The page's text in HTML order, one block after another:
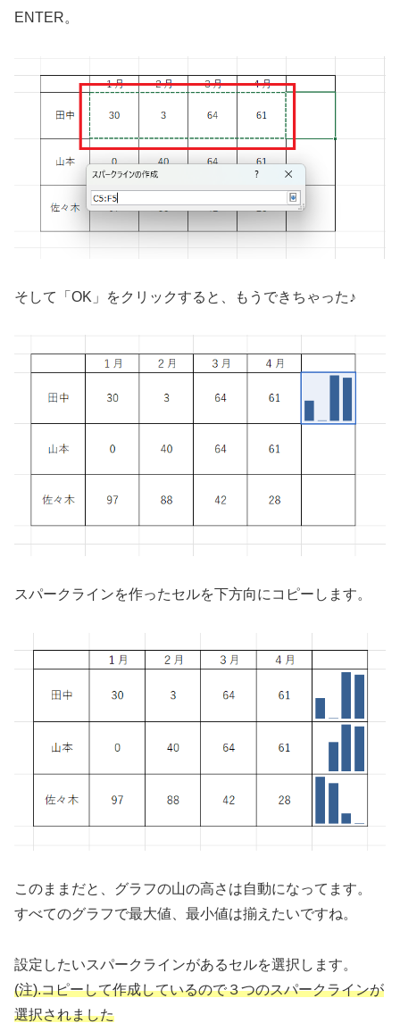
ENTER。
そして「OK」をクリックすると、もうできちゃった♪
スパークラインを作ったセルを下方向にコピーします。
このままだと、グラフの山の高さは自動になってます。
すべてのグラフで最大値、最小値は揃えたいですね。
設定したいスパークラインがあるセルを選択します。
(注).コピーして作成しているので３つのスパークラインが
選択されました